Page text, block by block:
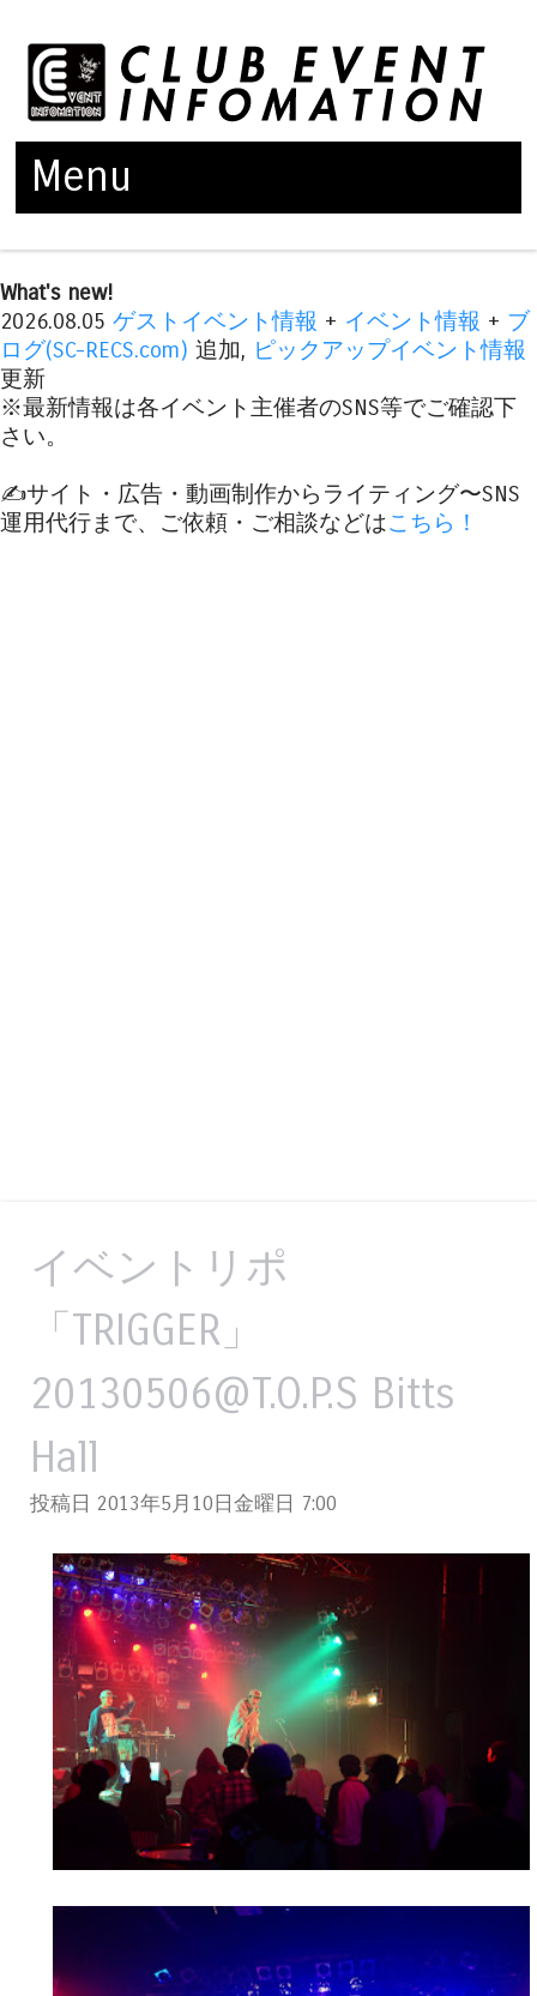
Menu
What's new!
2026.08.05 ゲストイベント情報 + イベント情報 + ブ
ログ(SC-RECS.com) 追加, ピックアップイベント情報
更新
※最新情報は各イベント主催者のSNS等でご確認下
さい。
✍️サイト・広告・動画制作からライティング〜SNS
運用代行まで、ご依頼・ご相談などはこちら！
イベントリポ
「TRIGGER」
20130506@T.O.P.S Bitts
Hall
投稿日 2013年5月10日金曜日 7:00